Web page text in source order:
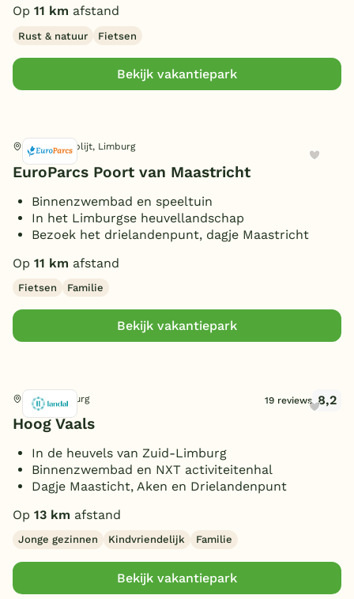
Op 11 km afstand
Rust & natuur Fietsen
Bekijk vakantiepark
Berg en Terblijt, Limburg
EuroParcs Poort van Maastricht
Binnenzwembad en speeltuin
In het Limburgse heuvellandschap
Bezoek het drielandenpunt, dagje Maastricht
Op 11 km afstand
Fietsen Familie
Bekijk vakantiepark
Vaals, Limburg 19 reviews 8,2
Hoog Vaals
In de heuvels van Zuid-Limburg
Binnenzwembad en NXT activiteitenhal
Dagje Maasticht, Aken en Drielandenpunt
Op 13 km afstand
Jonge gezinnen Kindvriendelijk Familie
Bekijk vakantiepark